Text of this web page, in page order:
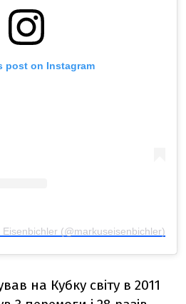
post on Instagram
(@markuseisenbichler)
на Кубку світу в 2011